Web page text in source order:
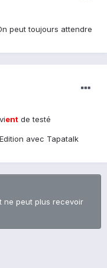
peut toujours attendre
ent de testé
avec Tapatalk
ne peut plus recevoir